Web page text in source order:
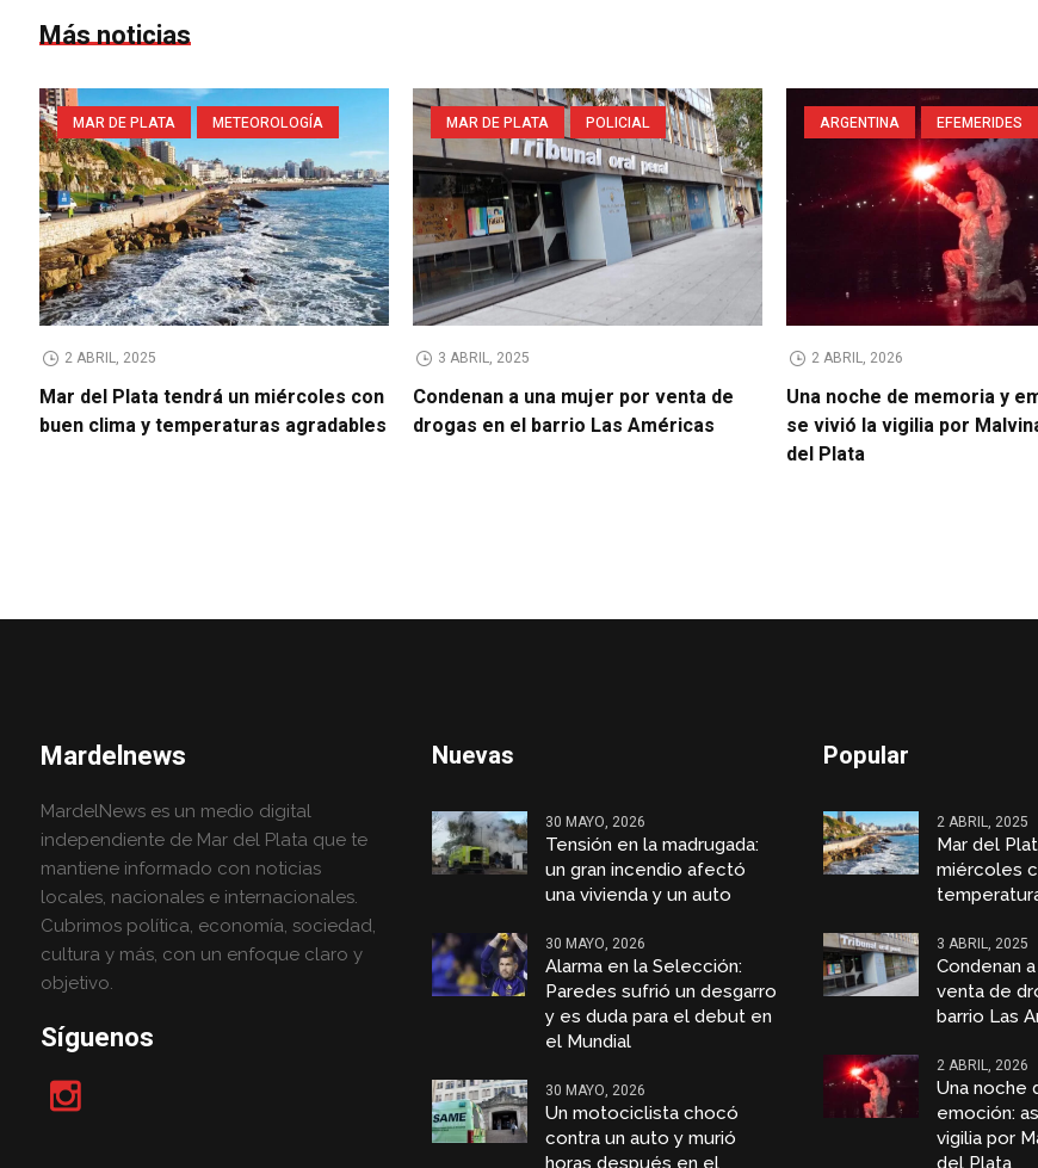
Más noticias
MAR DE PLATA METEOROLOGÍA
2 ABRIL, 2025
Mar del Plata tendrá un miércoles con
buen clima y temperaturas agradables
MAR DE PLATA POLICIAL
3 ABRIL, 2025
Condenan a una mujer por venta de
drogas en el barrio Las Américas
ARGENTINA EFEMERIDES
2 ABRIL, 2026
Una noche de memoria y
se vivió la vigilia por
del Plata
Mardelnews
MardelNews es un medio digital
independiente de Mar del Plata que te
mantiene informado con noticias
locales, nacionales e internacionales.
Cubrimos política, economía, sociedad,
cultura y más, con un enfoque claro y
objetivo.
Síguenos
Nuevas
30 MAYO, 2026
Tensión en la madrugada:
un gran incendio afectó
una vivienda y un auto
30 MAYO, 2026
Alarma en la Selección:
Paredes sufrió un desgarro
y es duda para el debut en
el Mundial
30 MAYO, 2026
Un motociclista chocó
contra un auto y murió
horas después en el
Popular
2 ABRIL, 2025
Mar del
miércoles
3 ABRIL, 2025
Condenan
venta de
barrio Las
2 ABRIL, 2026
Una noche
emoción:
vigilia por
del Plata